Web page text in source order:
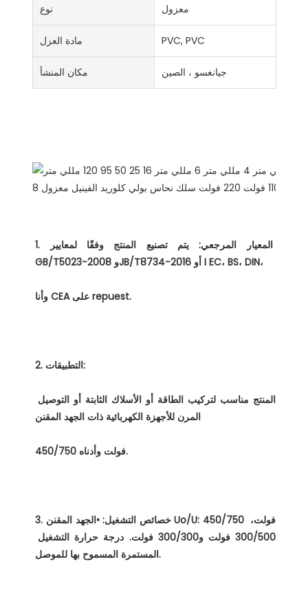
نوع معزول
مادة العزل PVC, PVC
مكان المنشأ جيانغسو ، الصين
1. المعيار المرجعي: يتم تصنيع المنتج وفقًا لمعايير
3. خصائص التشغيل: •الجهد المقنن Uo/U: 450/750 فولت،